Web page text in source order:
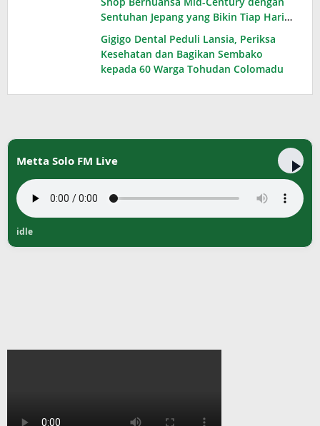
Sentuhan Jepang yang Bikin Tiap Hari
Terasa Akhir Pekan
Gigigo Dental Peduli Lansia, Periksa
Kesehatan dan Bagikan Sembako
kepada 60 Warga Tohudan Colomadu
Metta Solo FM Live
idle